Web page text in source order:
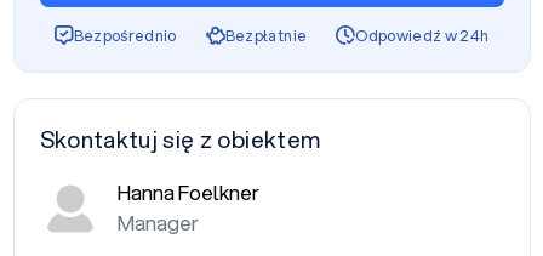
Bezpośrednio Bezpłatnie Odpowiedź w 24h
Skontaktuj się z obiektem
Hanna Foelkner
Manager